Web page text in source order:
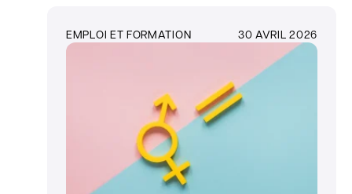
EMPLOI ET FORMATION 30 AVRIL 2026